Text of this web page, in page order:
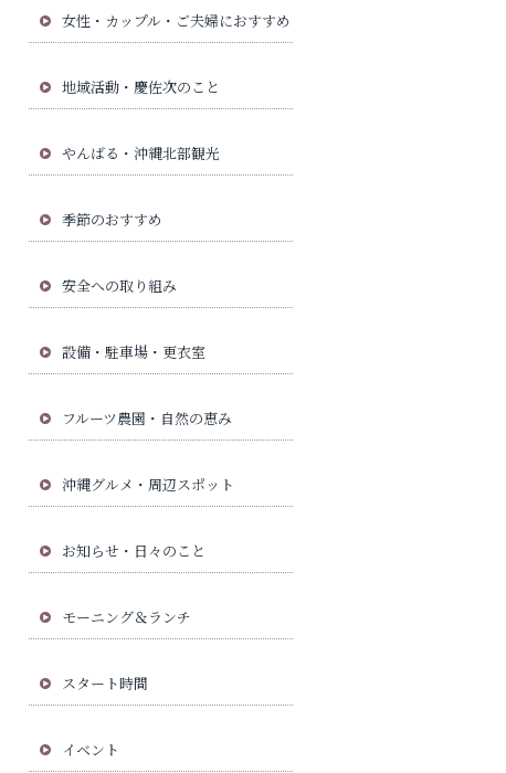
女性・カップル・ご夫婦におすすめ
地域活動・慶佐次のこと
やんばる・沖縄北部観光
季節のおすすめ
安全への取り組み
設備・駐車場・更衣室
フルーツ農園・自然の恵み
沖縄グルメ・周辺スポット
お知らせ・日々のこと
モーニング＆ランチ
スタート時間
イベント